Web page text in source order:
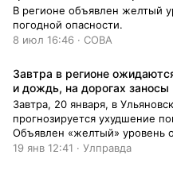
В регионе объявлен желтый
погодной опасности.
8 июл 16:46 · СОВА
Завтра в регионе
и дождь, на дорогах заносы
Завтра, 20 января, в
прогнозируется ухудшение
Объявлен «желтый» уровень
19 янв 12:41 · Улправда